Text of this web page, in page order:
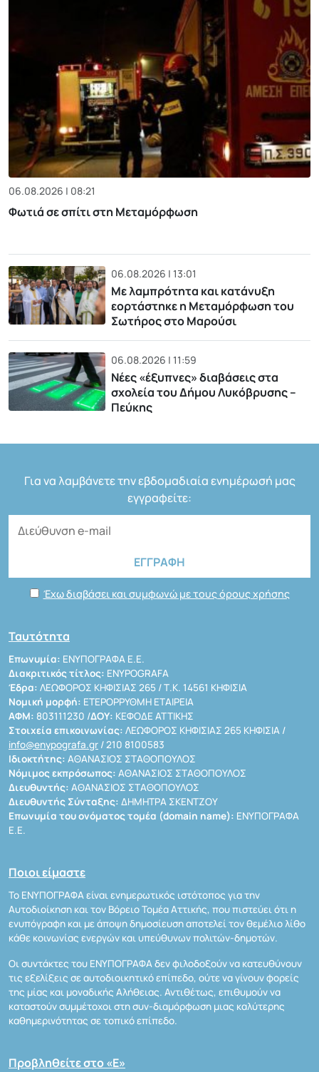
06.08.2026 | 08:21
Φωτιά σε σπίτι στη Μεταμόρφωση
06.08.2026 | 13:01
Με λαμπρότητα και κατάνυξη
εορτάστηκε η Μεταμόρφωση του
Σωτήρος στο Μαρούσι
06.08.2026 | 11:59
Νέες «έξυπνες» διαβάσεις στα
σχολεία του Δήμου Λυκόβρυσης –
Πεύκης
Για να λαμβάνετε την εβδομαδιαία ενημέρωσή μας
εγγραφείτε:
Έχω διαβάσει και συμφωνώ με τους όρους χρήσης
Ταυτότητα
Επωνυμία: ΕΝΥΠΟΓΡΑΦΑ Ε.Ε.
Διακριτικός τίτλος: ENYPOGRAFA
Έδρα: ΛΕΩΦΟΡΟΣ ΚΗΦΙΣΙΑΣ 265 / Τ.Κ. 14561 ΚΗΦΙΣΙΑ
Νομική μορφή: ΕΤΕΡΟΡΡΥΘΜΗ ΕΤΑΙΡΕΙΑ
ΑΦΜ: 803111230 /ΔΟΥ: ΚΕΦΟΔΕ ΑΤΤΙΚΗΣ
Στοιχεία επικοινωνίας: ΛΕΩΦΟΡΟΣ ΚΗΦΙΣΙΑΣ 265 ΚΗΦΙΣΙΑ /
info@enypografa.gr / 210 8100583
Ιδιοκτήτης: ΑΘΑΝΑΣΙΟΣ ΣΤΑΘΟΠΟΥΛΟΣ
Νόμιμος εκπρόσωπος: ΑΘΑΝΑΣΙΟΣ ΣΤΑΘΟΠΟΥΛΟΣ
Διευθυντής: ΑΘΑΝΑΣΙΟΣ ΣΤΑΘΟΠΟΥΛΟΣ
Διευθυντής Σύνταξης: ΔΗΜΗΤΡΑ ΣΚΕΝΤΖΟΥ
Επωνυμία του ονόματος τομέα (domain name): ΕΝΥΠΟΓΡΑΦΑ
Ε.Ε.
Ποιοι είμαστε
Το ΕΝΥΠΟΓΡΑΦΑ είναι ενημερωτικός ιστότοπος για την
Αυτοδιοίκηση και τον Βόρειο Τομέα Αττικής, που πιστεύει ότι η
ενυπόγραφη και με άποψη δημοσίευση αποτελεί τον θεμέλιο λίθο
κάθε κοινωνίας ενεργών και υπεύθυνων πολιτών-δημοτών.
Οι συντάκτες του ΕΝΥΠΟΓΡΑΦΑ δεν φιλοδοξούν να κατευθύνουν
τις εξελίξεις σε αυτοδιοικητικό επίπεδο, ούτε να γίνουν φορείς
της μίας και μοναδικής Αλήθειας. Αντιθέτως, επιθυμούν να
καταστούν συμμέτοχοι στη συν-διαμόρφωση μιας καλύτερης
καθημερινότητας σε τοπικό επίπεδο.
Προβληθείτε στο «Ε»